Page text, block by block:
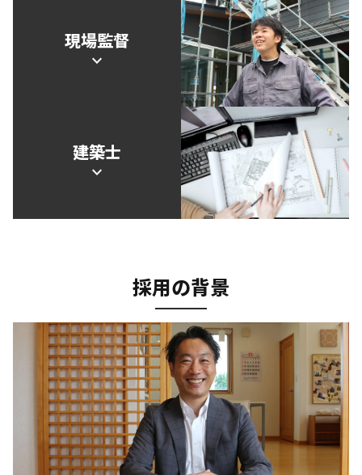
現場監督
expand_more
建築士
expand_more
採用の背景